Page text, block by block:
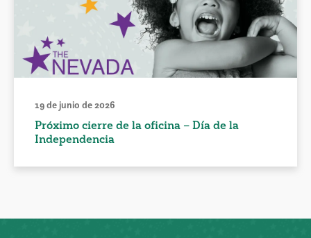
19 de junio de 2026
Próximo cierre de la oficina – Día de la
Independencia